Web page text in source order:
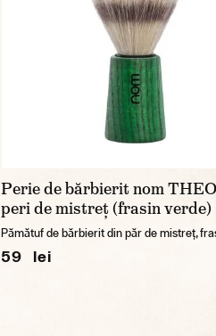
Perie de bărbierit nom
peri de mistreț (frasin verde)
Pămătuf de bărbierit din păr de mistreț,
59 lei